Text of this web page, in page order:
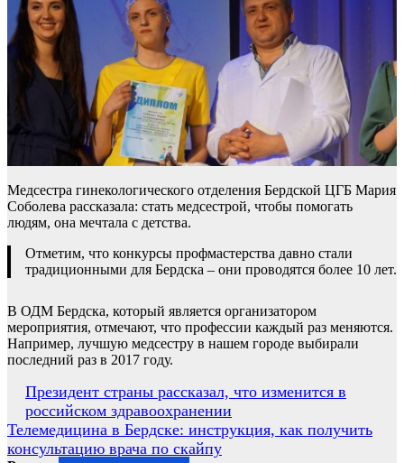
Медсестра гинекологического отделения Бердской ЦГБ Мария
Соболева рассказала: стать медсестрой, чтобы помогать
людям, она мечтала с детства.
Отметим, что конкурсы профмастерства давно стали
традиционными для Бердска – они проводятся более 10 лет.
В ОДМ Бердска, который является организатором
мероприятия, отмечают, что профессии каждый раз меняются.
Например, лучшую медсестру в нашем городе выбирали
последний раз в 2017 году.
Навигация
по
записям
Президент страны рассказал, что изменится в
российском здравоохранении
Телемедицина в Бердске: инструкция, как получить
консультацию врача по скайпу